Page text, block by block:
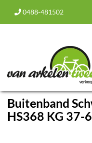
0488-481502
Buitenband
HS368 KG 37-